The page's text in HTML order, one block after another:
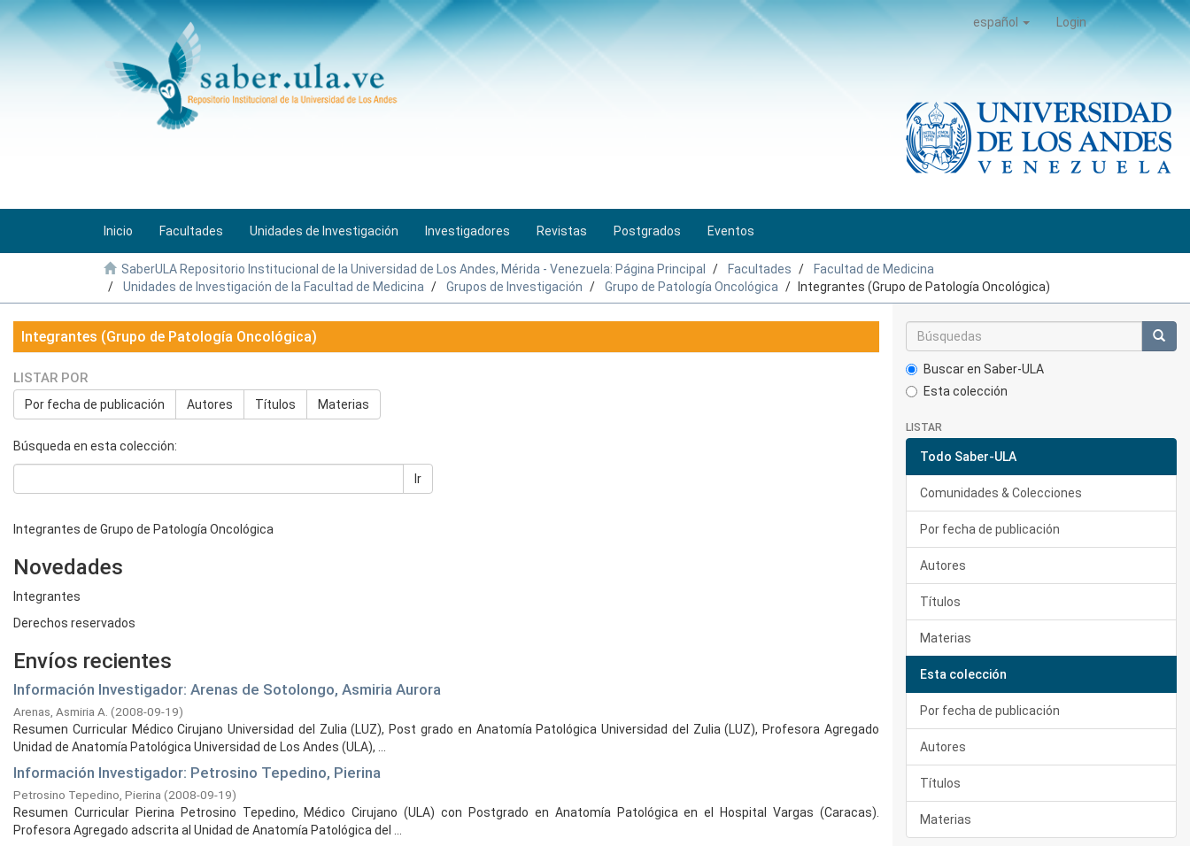
español Login
Inicio Facultades Unidades de Investigación Investigadores Revistas Postgrados Eventos
SaberULA Repositorio Institucional de la Universidad de Los Andes, Mérida - Venezuela: Página Principal Facultades
Facultad de Medicina
Unidades de Investigación de la Facultad de Medicina
Grupos de Investigación Grupo de Patología Oncológica Integrantes (Grupo de Patología Oncológica)
Integrantes (Grupo de Patología Oncológica)
LISTAR POR
Por fecha de publicación Autores Títulos Materias
Búsqueda en esta colección:
Ir
Integrantes de Grupo de Patología Oncológica
Novedades
Integrantes
Derechos reservados
Envíos recientes
Información Investigador: Arenas de Sotolongo, Asmiria Aurora
Arenas, Asmiria A. (2008-09-19)
Resumen Curricular Médico Cirujano Universidad del Zulia (LUZ), Post grado en Anatomía Patológica Universidad del Zulia (LUZ), Profesora Agregado
Unidad de Anatomía Patológica Universidad de Los Andes (ULA), ...
Información Investigador: Petrosino Tepedino, Pierina
Petrosino Tepedino, Pierina (2008-09-19)
Resumen Curricular Pierina Petrosino Tepedino, Médico Cirujano (ULA) con Postgrado en Anatomía Patológica en el Hospital Vargas (Caracas).
Profesora Agregado adscrita al Unidad de Anatomía Patológica del ...
Buscar en Saber-ULA
Esta colección
LISTAR
Todo Saber-ULA
Comunidades & Colecciones
Por fecha de publicación
Autores
Títulos
Materias
Esta colección
Por fecha de publicación
Autores
Títulos
Materias